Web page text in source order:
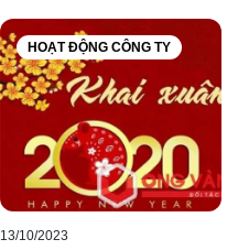
HOẠT ĐỘNG CÔNG TY
13/10/2023